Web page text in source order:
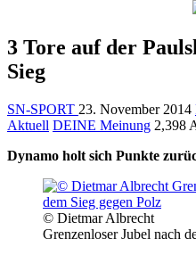
3 Tore auf der
Sieg
SN-SPORT 23. November 2014
Aktuell DEINE Meinung 2,398
Dynamo holt sich Punkte
© Dietmar Albrecht
Grenzenloser Jubel nach